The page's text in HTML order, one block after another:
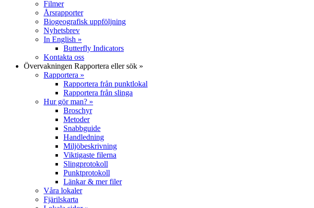
Filmer
Årsrapporter
Biogeografisk uppföljning
Nyhetsbrev
In English »
Butterfly Indicators
Kontakta oss
Övervakningen Rapportera eller sök »
Rapportera »
Rapportera från punktlokal
Rapportera från slinga
Hur gör man? »
Broschyr
Metoder
Snabbguide
Handledning
Miljöbeskrivning
Viktigaste filerna
Slingprotokoll
Punktprotokoll
Länkar & mer filer
Våra lokaler
Fjärilskarta